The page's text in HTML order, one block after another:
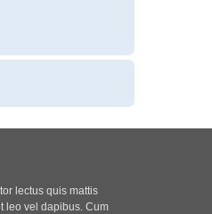
lectus quis mattis
leo vel dapibus. Cum